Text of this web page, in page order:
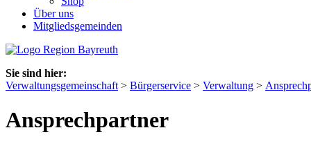
Über uns
Mitgliedsgemeinden
Sie sind hier:
Verwaltungsgemeinschaft > Bürgerservice > Verwaltung >
Ansprechpartner